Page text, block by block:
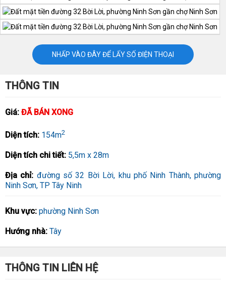
NHẤP VÀO ĐÂY ĐỂ LẤY SỐ ĐIỆN THOẠI
THÔNG TIN
Giá: ĐÃ BÁN XONG
Diện tích: 154m2
Diện tích chi tiết: 5,5m x 28m
Địa chỉ: đường số 32 Bời Lời, khu phố Ninh Thành, phường
Ninh Sơn, TP Tây Ninh
Khu vực: phường Ninh Sơn
Hướng nhà: Tây
THÔNG TIN LIÊN HỆ